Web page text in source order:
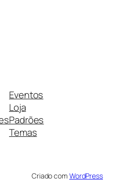
Eventos
Loja
Padrões
Temas
Criado com WordPress